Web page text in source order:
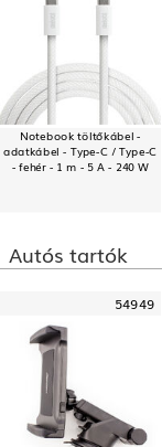
Notebook töltőkábel -
adatkábel - Type-C / Type-C
- fehér - 1 m - 5 A - 240 W
Autós tartók
54949